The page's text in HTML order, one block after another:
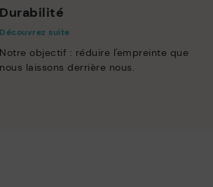
Durabilité
Découvrez suite
Notre objectif : réduire l'empreinte que
nous laissons derrière nous.